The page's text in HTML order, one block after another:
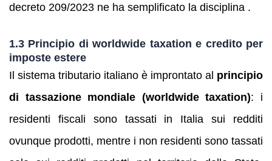
decreto 209/2023 ne ha semplificato la disciplina .
1.3 Principio di worldwide taxation e credito per
imposte estere
Il sistema tributario italiano è improntato al principio
di tassazione mondiale (worldwide taxation): i
residenti fiscali sono tassati in Italia sui redditi
ovunque prodotti, mentre i non residenti sono tassati